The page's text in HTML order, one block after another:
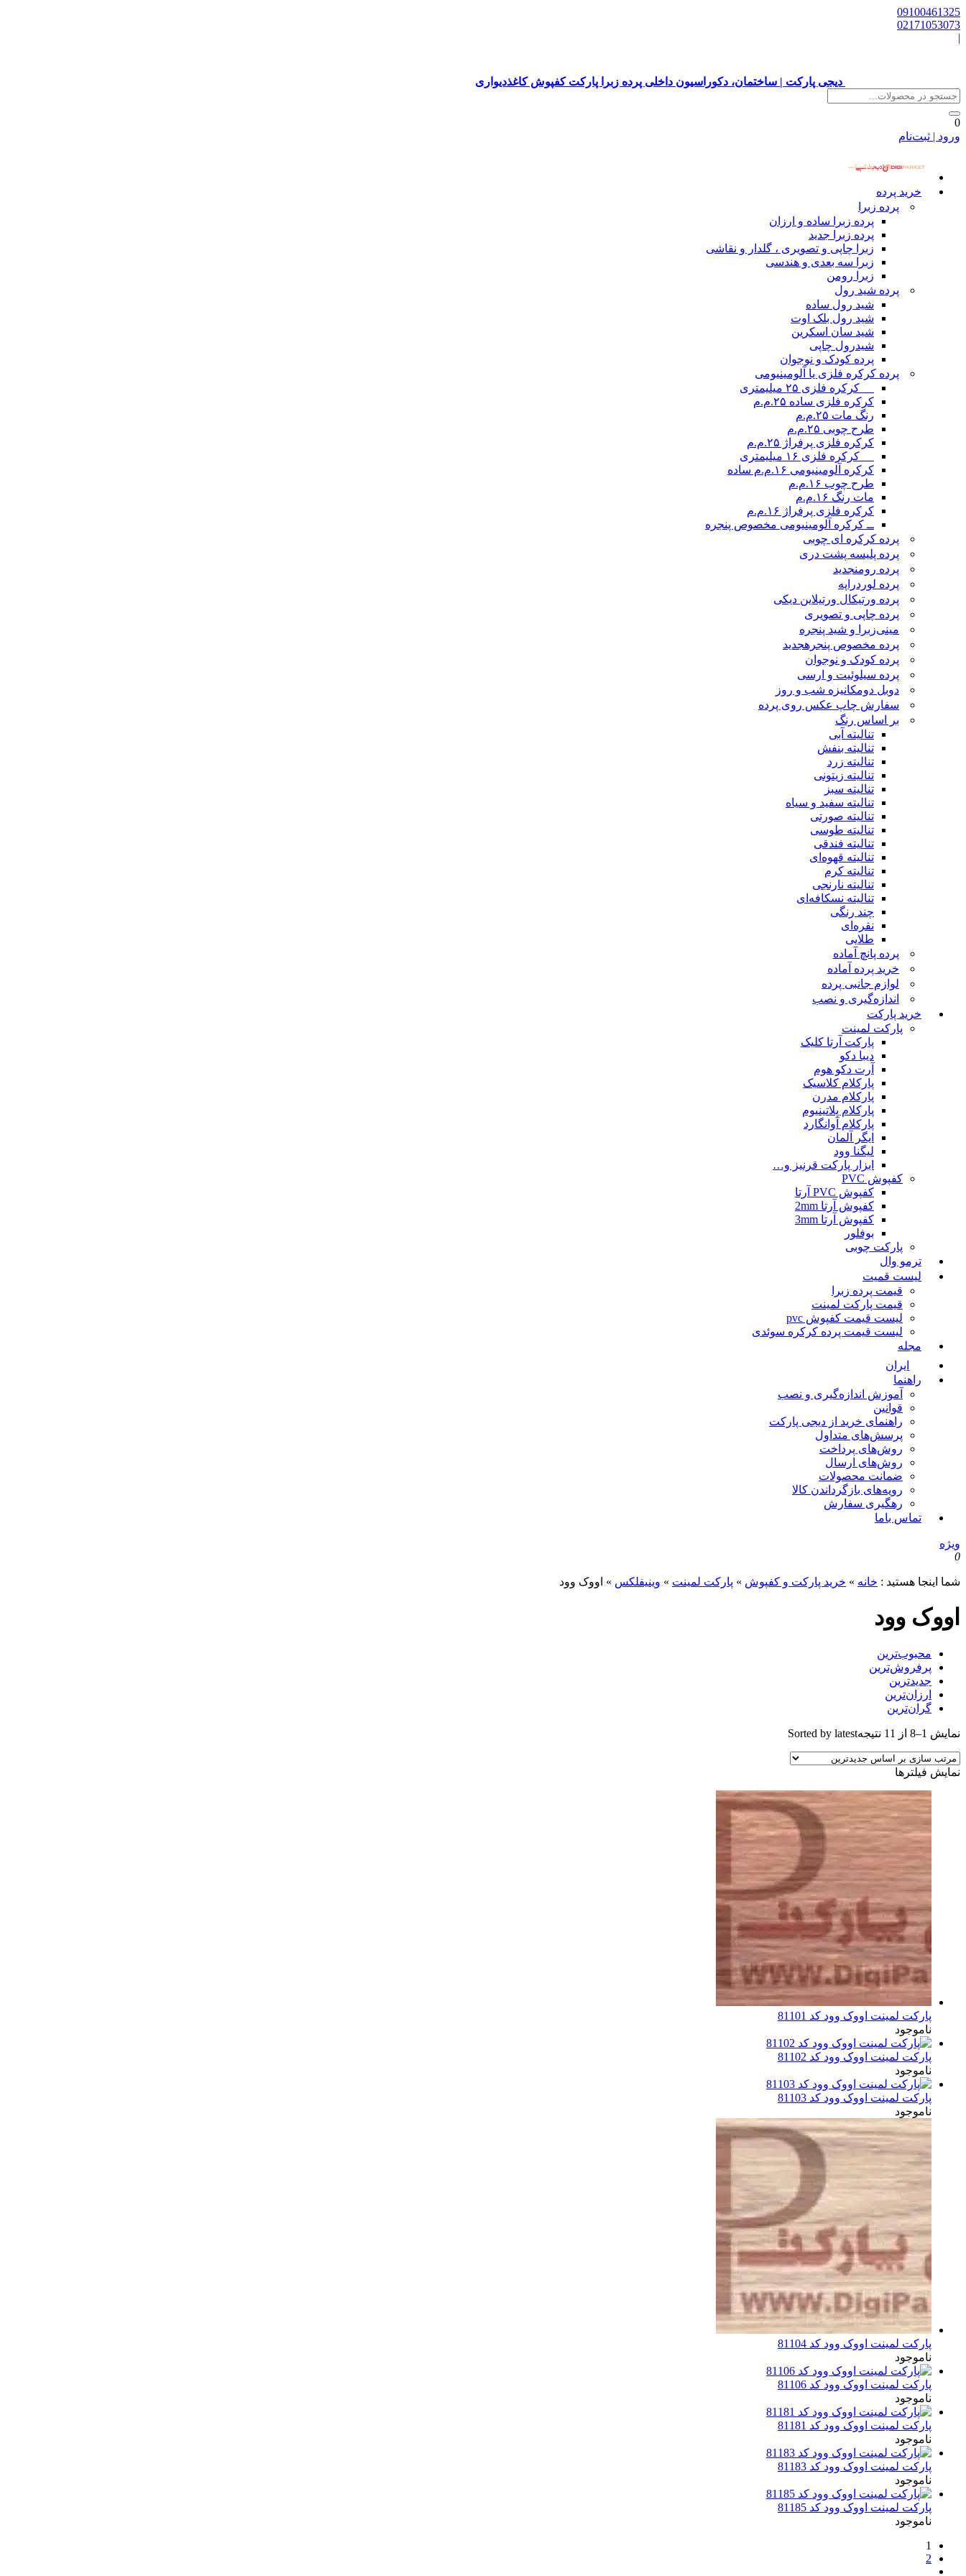
09100461325
02171053073
|
دیجی پارکت | ساختمان، دکوراسیون داخلی پرده زبرا پارکت کفپوش کاغذدیواری
0
ورود | ثبت‌نام
خرید پرده
پرده زبرا
پرده زبرا ساده و ارزان
پرده زبرا جدید
زبرا چاپی و تصویری ، گلدار و نقاشی
زبرا سه بعدی و هندسی
زبرا رومن
پرده شید رول
شید رول ساده
شید رول بلک اوت
شید سان اسکرین
شیدرول چاپی
پرده کودک و نوجوان
پرده کرکره فلزی یا آلومینیومی
__ کرکره فلزی ۲۵ میلیمتری
کرکره فلزی ساده ۲۵.م.م
رنگ مات ۲۵.م.م
طرح چوبی ۲۵.م.م
کرکره فلزی پرفراژ ۲۵.م.م
__ کرکره فلزی ۱۶ میلیمتری
کرکره آلومینیومی ۱۶.م.م ساده
طرح چوب ۱۶.م.م
مات رنگ ۱۶.م.م
کرکره فلزی پرفراژ ۱۶.م.م
ــ کرکره آلومینیومی مخصوص پنجره
پرده کرکره ای چوبی
پرده پلیسه پشت دری
پرده رومنجدید
پرده لوردراپه
پرده ورتیکال ورتیلاین دیکی
پرده چاپی و تصویری
مینی‌زبرا و شید پنجره
پرده مخصوص پنجرهجدید
پرده کودک و نوجوان
پرده سیلوئیت و ارسی
دوبل دومکانیزه شب و روز
سفارش چاپ عکس روی پرده
بر اساس رنگ
تنالیته آبی
تنالیته بنفش
تنالیته زرد
تنالیته زیتونی
تنالیته سبز
تنالیته سفید و سیاه
تنالیته صورتی
تنالیته طوسی
تنالیته فندقی
تنالیته قهوه‌ای
تنالیته کرم
تنالیته نارنجی
تنالیته نسکافه‌ای
چند رنگی
نقره‌ای
طلایی
پرده پانچ آماده
خرید پرده آماده
لوازم جانبی پرده
اندازه‌گیری و نصب
خرید پارکت
پارکت لمینت
پارکت آرتا کلیک
دیبا دکو
آرت دکو هوم
پارکلام کلاسیک
پارکلام مدرن
پارکلام پلاتینیوم
پارکلام آوانگارد
ایگر آلمان
لیگنا وود
ابزار پارکت قرنیز و…
کفپوش PVC
کفپوش PVC آرتا
کفپوش آرتا 2mm
کفپوش آرتا 3mm
بوفلور
پارکت چوبی
ترمو وال
لیست قمیت
قیمت پرده زبرا
قیمت پارکت لمینت
لیست قیمت کفپوش pvc
لیست قیمت پرده کرکره سوئدی
مجله
ایران
راهنما
آموزش اندازه‌گیری و نصب
قوانین
راهنمای خرید از دیجی پارکت
پرسش‌های متداول
روش‌های پرداخت
روش‌های ارسال
ضمانت محصولات
رویه‌های بازگرداندن کالا
رهگیری سفارش
تماس باما
ویژه
0
شما اینجا هستید : خانه » خرید پارکت و کفپوش » پارکت لمینت » وینیفلکس » اووک وود
اووک وود
محبوب‌ترین
پرفروش‌ترین
جدیدترین
ارزان‌ترین
گران‌ترین
نمایش 1–8 از 11 نتیجه Sorted by latest
نمایش فیلترها
پارکت لمینت اووک وود کد 81101
ناموجود
پارکت لمینت اووک وود کد 81102
ناموجود
پارکت لمینت اووک وود کد 81103
ناموجود
پارکت لمینت اووک وود کد 81104
ناموجود
پارکت لمینت اووک وود کد 81106
ناموجود
پارکت لمینت اووک وود کد 81181
ناموجود
پارکت لمینت اووک وود کد 81183
ناموجود
پارکت لمینت اووک وود کد 81185
ناموجود
1
2